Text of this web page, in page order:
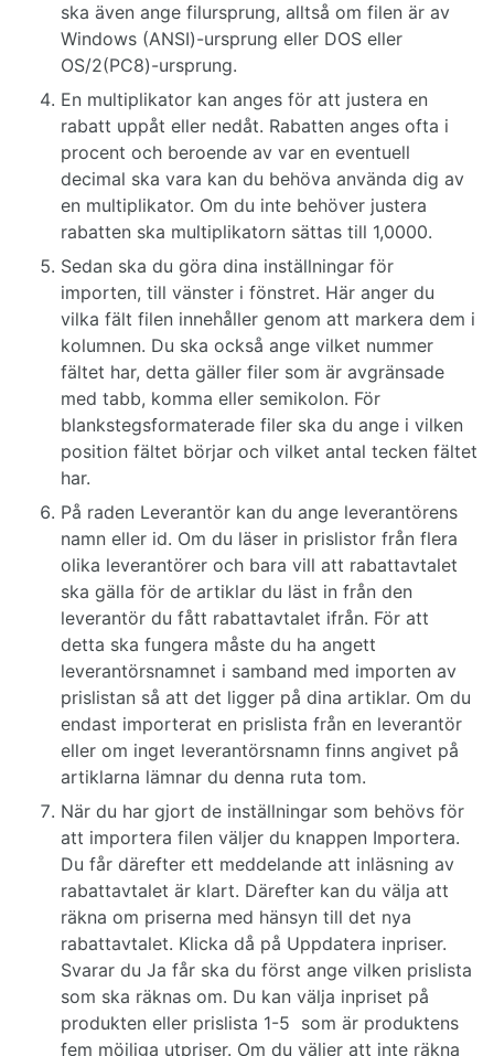
ska även ange filursprung, alltså om filen är av
Windows (ANSI)-ursprung eller DOS eller
OS/2(PC8)-ursprung.
En multiplikator kan anges för att justera en
rabatt uppåt eller nedåt. Rabatten anges ofta i
procent och beroende av var en eventuell
decimal ska vara kan du behöva använda dig av
en multiplikator. Om du inte behöver justera
rabatten ska multiplikatorn sättas till 1,0000.
Sedan ska du göra dina inställningar för
importen, till vänster i fönstret. Här anger du
vilka fält filen innehåller genom att markera dem i
kolumnen. Du ska också ange vilket nummer
fältet har, detta gäller filer som är avgränsade
med tabb, komma eller semikolon. För
blankstegsformaterade filer ska du ange i vilken
position fältet börjar och vilket antal tecken fältet
har.
På raden Leverantör kan du ange leverantörens
namn eller id. Om du läser in prislistor från flera
olika leverantörer och bara vill att rabattavtalet
ska gälla för de artiklar du läst in från den
leverantör du fått rabattavtalet ifrån. För att
detta ska fungera måste du ha angett
leverantörsnamnet i samband med importen av
prislistan så att det ligger på dina artiklar. Om du
endast importerat en prislista från en leverantör
eller om inget leverantörsnamn finns angivet på
artiklarna lämnar du denna ruta tom.
När du har gjort de inställningar som behövs för
att importera filen väljer du knappen Importera.
Du får därefter ett meddelande att inläsning av
rabattavtalet är klart. Därefter kan du välja att
räkna om priserna med hänsyn till det nya
rabattavtalet. Klicka då på Uppdatera inpriser.
Svarar du Ja får ska du först ange vilken prislista
som ska räknas om. Du kan välja inpriset på
produkten eller prislista 1-5 som är produktens
fem möjliga utpriser. Om du väljer att inte räkna